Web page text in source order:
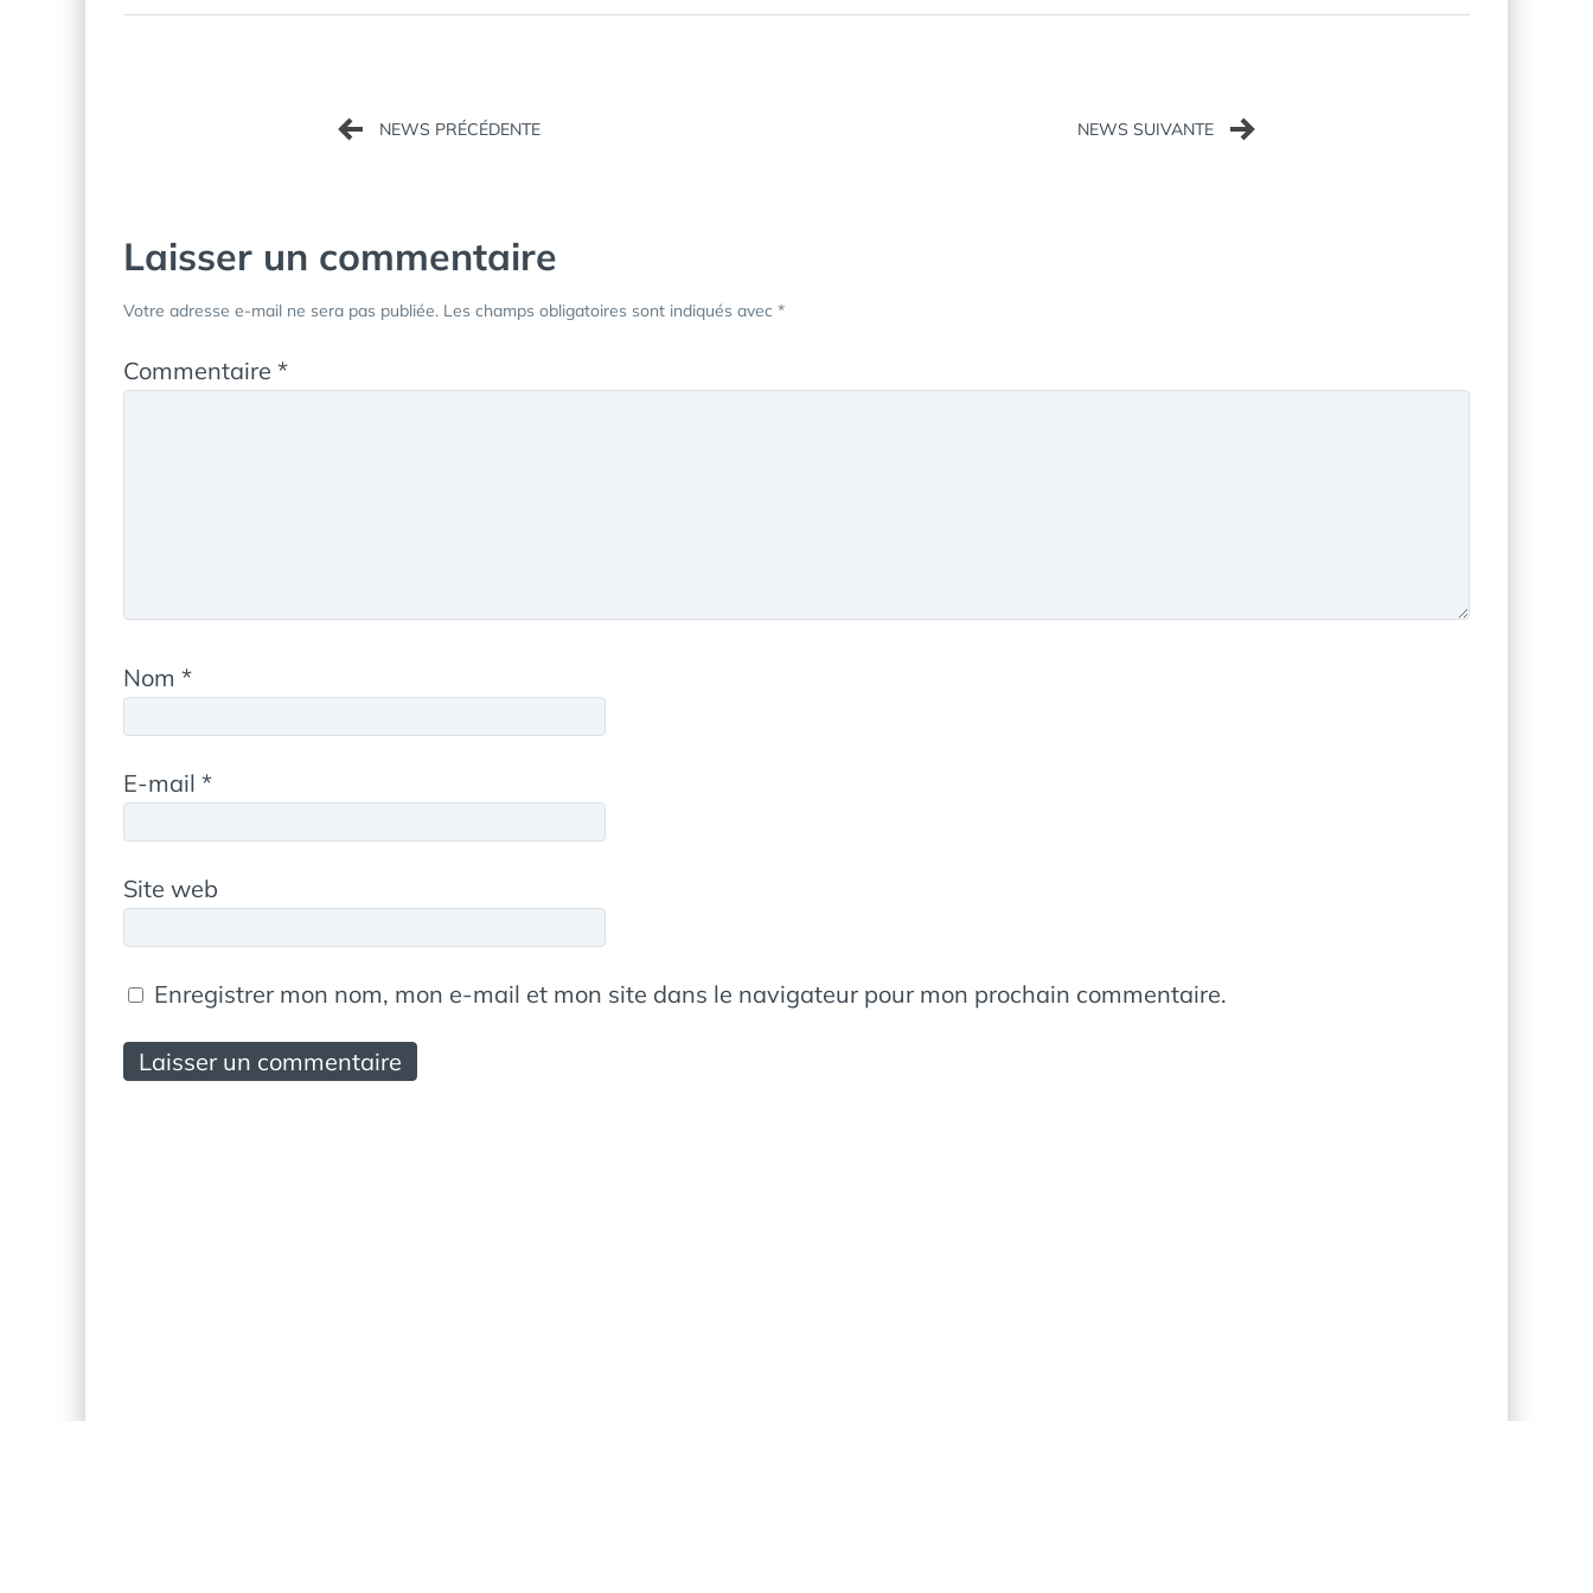
de
Laisser un commentaire
Votre adresse e-mail ne sera pas publiée. Les champs obligatoires sont indiqués avec *
Commentaire *
Nom *
E-mail *
Site web
Enregistrer mon nom, mon e-mail et mon site dans le navigateur pour mon prochain commentaire.